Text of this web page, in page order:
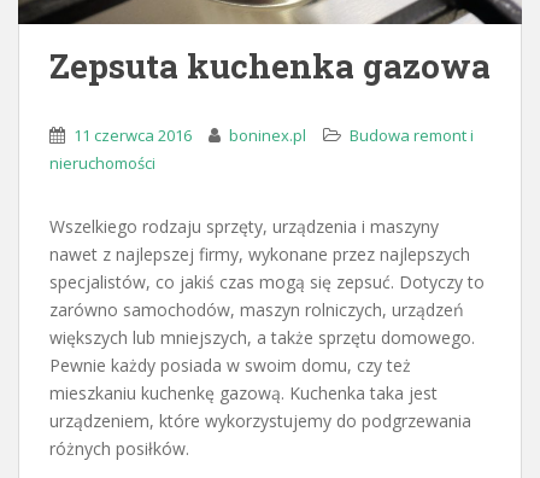
Zepsuta kuchenka gazowa
11 czerwca 2016 boninex.pl
Budowa remont i
nieruchomości
Wszelkiego rodzaju sprzęty, urządzenia i maszyny
nawet z najlepszej firmy, wykonane przez najlepszych
specjalistów, co jakiś czas mogą się zepsuć. Dotyczy to
zarówno samochodów, maszyn rolniczych, urządzeń
większych lub mniejszych, a także sprzętu domowego.
Pewnie każdy posiada w swoim domu, czy też
mieszkaniu kuchenkę gazową. Kuchenka taka jest
urządzeniem, które wykorzystujemy do podgrzewania
różnych posiłków.